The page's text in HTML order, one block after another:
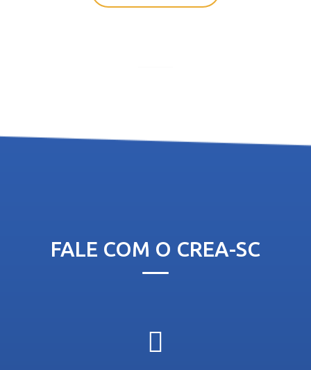
FALE COM O CREA-SC